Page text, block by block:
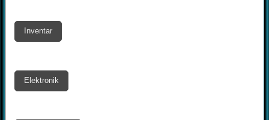
Inventar
Elektronik